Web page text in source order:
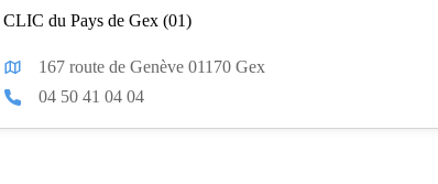
CLIC du Pays de Gex (01)
167 route de Genève 01170 Gex
04 50 41 04 04